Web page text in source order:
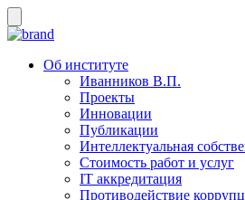
Об институте
Иванников В.П.
Проекты
Инновации
Публикации
Интеллектуальная
Стоимость работ и услуг
IT аккредитация
Противодействие